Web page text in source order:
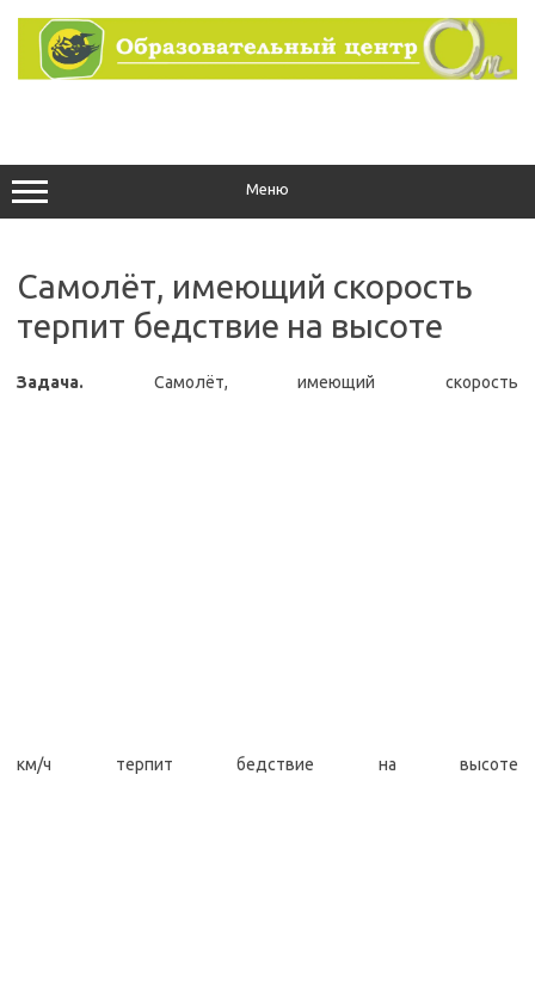
содержимому
Меню
Самолёт, имеющий скорость
терпит бедствие на высоте
Задача. Самолёт, имеющий скорость
км/ч терпит бедствие на высоте